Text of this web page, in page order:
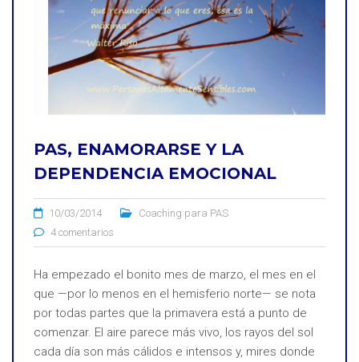
PAS, ENAMORARSE Y LA
DEPENDENCIA EMOCIONAL
10/03/2014
Coaching para PAS
4 comentarios
Ha empezado el bonito mes de marzo, el mes en el
que —por lo menos en el hemisferio norte— se nota
por todas partes que la primavera está a punto de
comenzar. El aire parece más vivo, los rayos del sol
cada día son más cálidos e intensos y, mires donde